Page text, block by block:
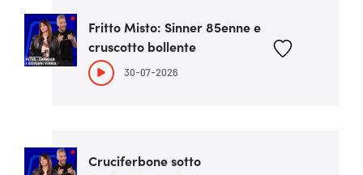
Fritto Misto: Sinner 85enne e
cruscotto bollente
30-07-2026
Cruciferbone sotto